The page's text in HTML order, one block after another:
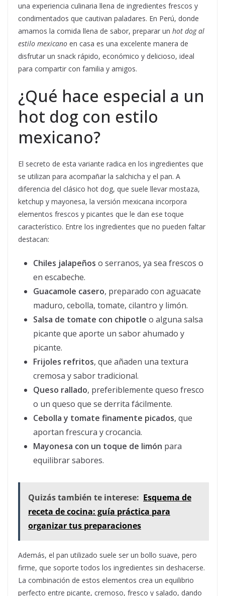
una experiencia culinaria llena de ingredientes frescos y
condimentados que cautivan paladares. En Perú, donde
amamos la comida llena de sabor, preparar un hot dog al
estilo mexicano en casa es una excelente manera de
disfrutar un snack rápido, económico y delicioso, ideal
para compartir con familia y amigos.
¿Qué hace especial a un
hot dog con estilo
mexicano?
El secreto de esta variante radica en los ingredientes que
se utilizan para acompañar la salchicha y el pan. A
diferencia del clásico hot dog, que suele llevar mostaza,
ketchup y mayonesa, la versión mexicana incorpora
elementos frescos y picantes que le dan ese toque
característico. Entre los ingredientes que no pueden faltar
destacan:
Chiles jalapeños o serranos, ya sea frescos o
en escabeche.
Guacamole casero, preparado con aguacate
maduro, cebolla, tomate, cilantro y limón.
Salsa de tomate con chipotle o alguna salsa
picante que aporte un sabor ahumado y
picante.
Frijoles refritos, que añaden una textura
cremosa y sabor tradicional.
Queso rallado, preferiblemente queso fresco
o un queso que se derrita fácilmente.
Cebolla y tomate finamente picados, que
aportan frescura y crocancia.
Mayonesa con un toque de limón para
equilibrar sabores.
Quizás también te interese: Esquema de
receta de cocina: guía práctica para
organizar tus preparaciones
Además, el pan utilizado suele ser un bollo suave, pero
firme, que soporte todos los ingredientes sin deshacerse.
La combinación de estos elementos crea un equilibrio
perfecto entre picante, cremoso, fresco y salado, dando